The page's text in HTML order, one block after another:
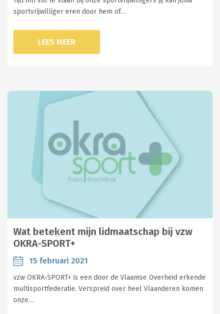
sportvrijwilliger eren door hem of…
LEES MEER
Wat betekent mijn lidmaatschap bij vzw
OKRA-SPORT+
15 februari 2021
vzw OKRA-SPORT+ is een door de Vlaamse Overheid erkende
multisportfederatie. Verspreid over heel Vlaanderen komen
onze…